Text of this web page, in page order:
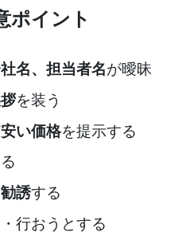
ポイント
名、担当者名が曖昧
を装う
安い価格を提示する
誘する
行おうとする